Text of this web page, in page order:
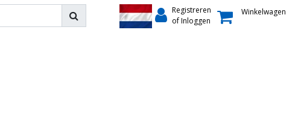
Registreren
of Inloggen
Winkelwagen